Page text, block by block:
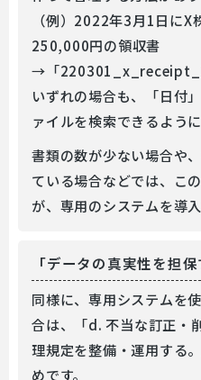
（例）2022年3月1日にX
250,000円の領収書
→「
いずれの場合も、「日付
ァイルを検索できるよう
書類の数が少ない場合や
ている場合などでは、こ
が、専用のシステムを導
「データの真実性を担
同様に、専用システムを
合は、「d. 不当な訂正・
理規定を整備・運用する
めです。